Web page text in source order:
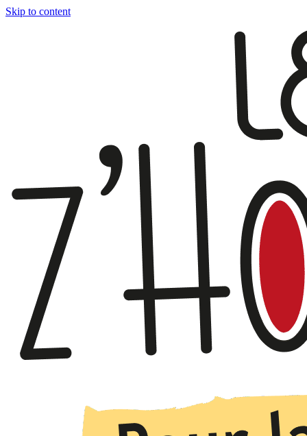
Skip to content